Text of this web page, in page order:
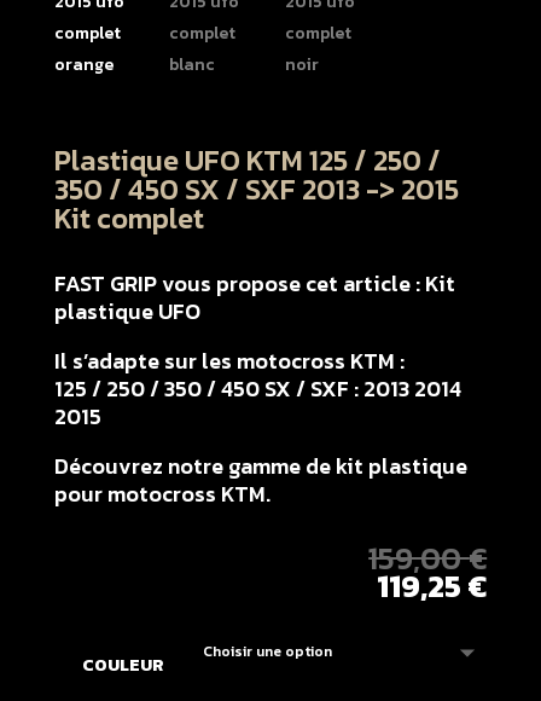
Plastique UFO KTM 125 / 250 /
350 / 450 SX / SXF 2013 -> 2015
Kit complet
FAST GRIP vous propose cet article : Kit
plastique UFO
Il s’adapte sur les motocross KTM :
125 / 250 / 350 / 450 SX / SXF : 2013 2014
2015
Découvrez notre gamme de kit plastique
pour motocross KTM.
159,00€
119,25€
COULEUR